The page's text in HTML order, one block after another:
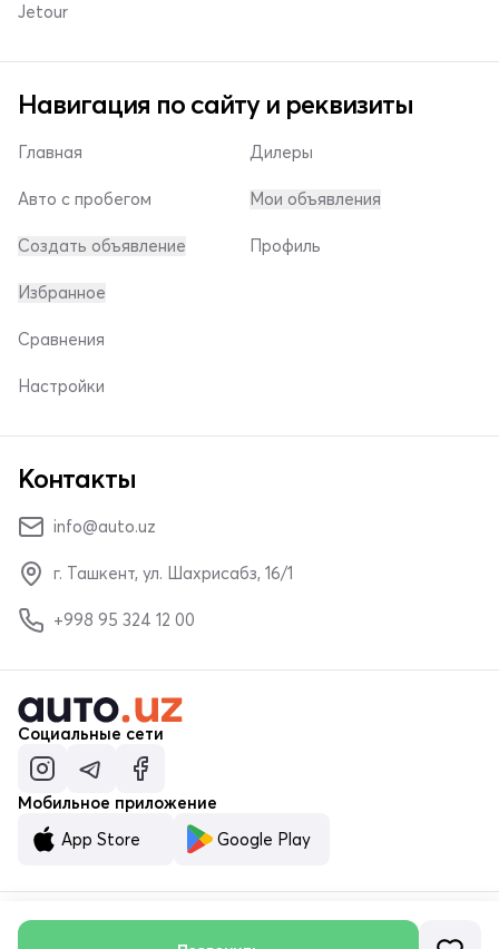
Jetour
Навигация по сайту и реквизиты
Главная
Авто с пробегом
Создать объявление
Дилеры
Мои объявления
Профиль
Избранное
Сравнения
Настройки
Контакты
info@auto.uz
г. Ташкент, ул. Шахрисабз, 16/1
+998 95 324 12 00
Социальные сети
Мобильное приложение
App Store
Google Play